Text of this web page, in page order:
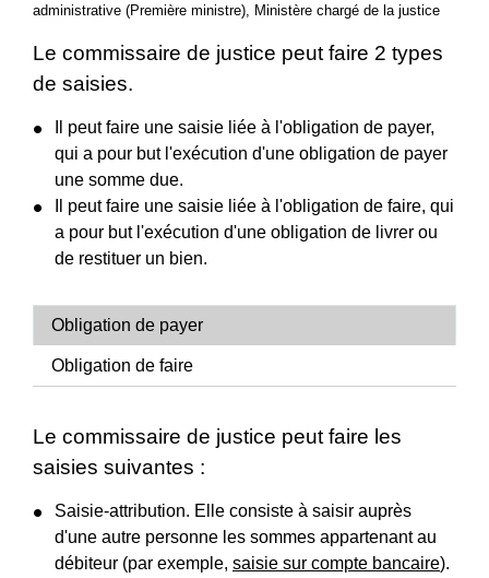
administrative (Première ministre), Ministère chargé de la justice
Le commissaire de justice peut faire 2 types
de saisies.
Il peut faire une saisie liée à l'obligation de payer,
qui a pour but l'exécution d'une obligation de payer
une somme due.
Il peut faire une saisie liée à l'obligation de faire, qui
a pour but l'exécution d'une obligation de livrer ou
de restituer un bien.
Obligation de payer
Obligation de faire
Le commissaire de justice peut faire les
saisies suivantes :
Saisie-attribution. Elle consiste à saisir auprès
d'une autre personne les sommes appartenant au
débiteur (par exemple, saisie sur compte bancaire).